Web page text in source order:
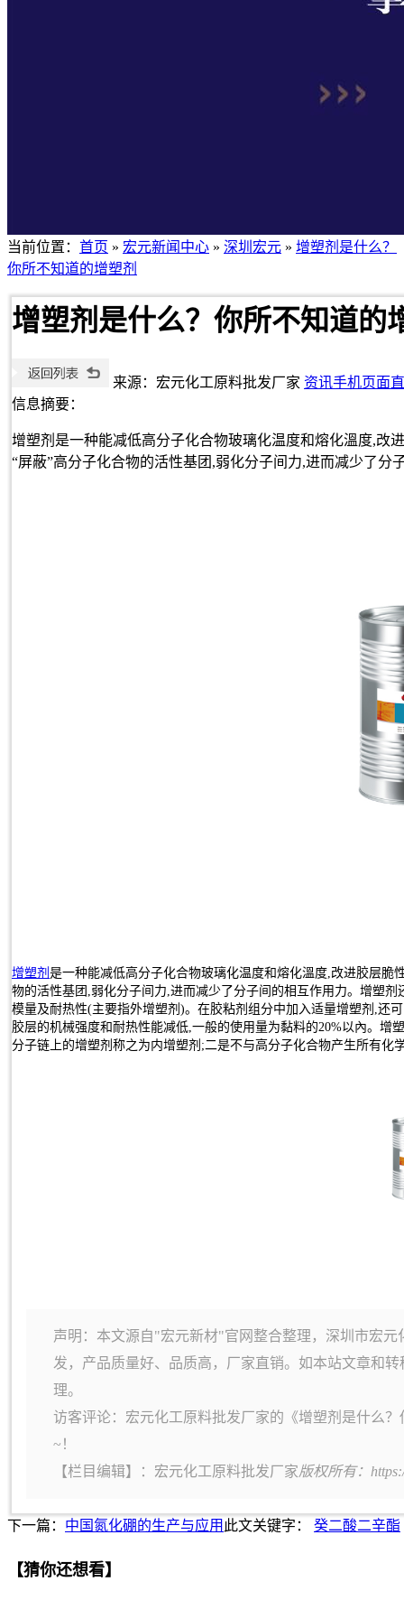
当前位置： 首页 » 宏元新闻中心 » 深圳宏元 » 增塑剂是什么？
你所不知道的增塑剂
增塑剂是什么？你所不知道的
来源：宏元化工原料批发厂家 资讯手机页面
信息摘要：
增塑剂是一种能减低高分子化合物玻璃化温度和熔化溫度,改
“屏蔽”高分子化合物的活性基团,弱化分子间力,进而减少了分
增塑剂 是一种能减低高分子化合物玻璃化温度和熔化溫度,改进胶层脆
物的活性基团,弱化分子间力,进而减少了分子间的相互作用力。增塑
模量及耐热性(主要指外增塑剂)。在胶粘剂组分中加入适量增塑剂,还
胶层的机械强度和耐热性能减低,一般的使用量为黏料的20%以內。
分子链上的增塑剂称之为内增塑剂;二是不与高分子化合物产生所有
声明：本文源自"宏元新材"官网整合整理，深圳市宏
发，产品质量好、品质高，厂家直销。如本站文章和
理。
访客评论：宏元化工原料批发厂家的《增塑剂是什么
~！
【栏目编辑】： 宏元化工原料批发厂家版权所有：
下一篇： 中国氮化硼的生产与应用 此文关键字： 癸二酸二辛酯
【猜你还想看】